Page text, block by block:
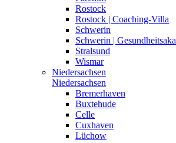
Rostock
Rostock | Coaching-Villa
Schwerin
Schwerin |
Stralsund
Wismar
Niedersachsen
Niedersachsen
Bremerhaven
Buxtehude
Celle
Cuxhaven
Lüchow